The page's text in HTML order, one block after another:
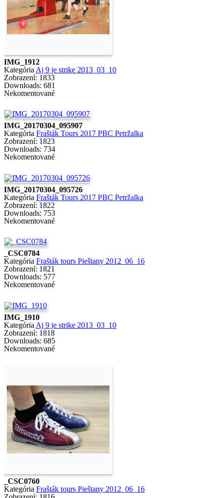
IMG_1912
Kategória Aj 9 je strike 2013_03_10
Zobrazení: 1833
Downloads: 681
Nekomentované
IMG_20170304_095907
Kategória Frašták Tours 2017 PBC Petržalka
Zobrazení: 1823
Downloads: 734
Nekomentované
IMG_20170304_095726
Kategória Frašták Tours 2017 PBC Petržalka
Zobrazení: 1822
Downloads: 753
Nekomentované
_CSC0784
Kategória Frašták tours Pieštany 2012_06_16
Zobrazení: 1821
Downloads: 577
Nekomentované
IMG_1910
Kategória Aj 9 je strike 2013_03_10
Zobrazení: 1818
Downloads: 685
Nekomentované
_CSC0760
Kategória Frašták tours Pieštany 2012_06_16